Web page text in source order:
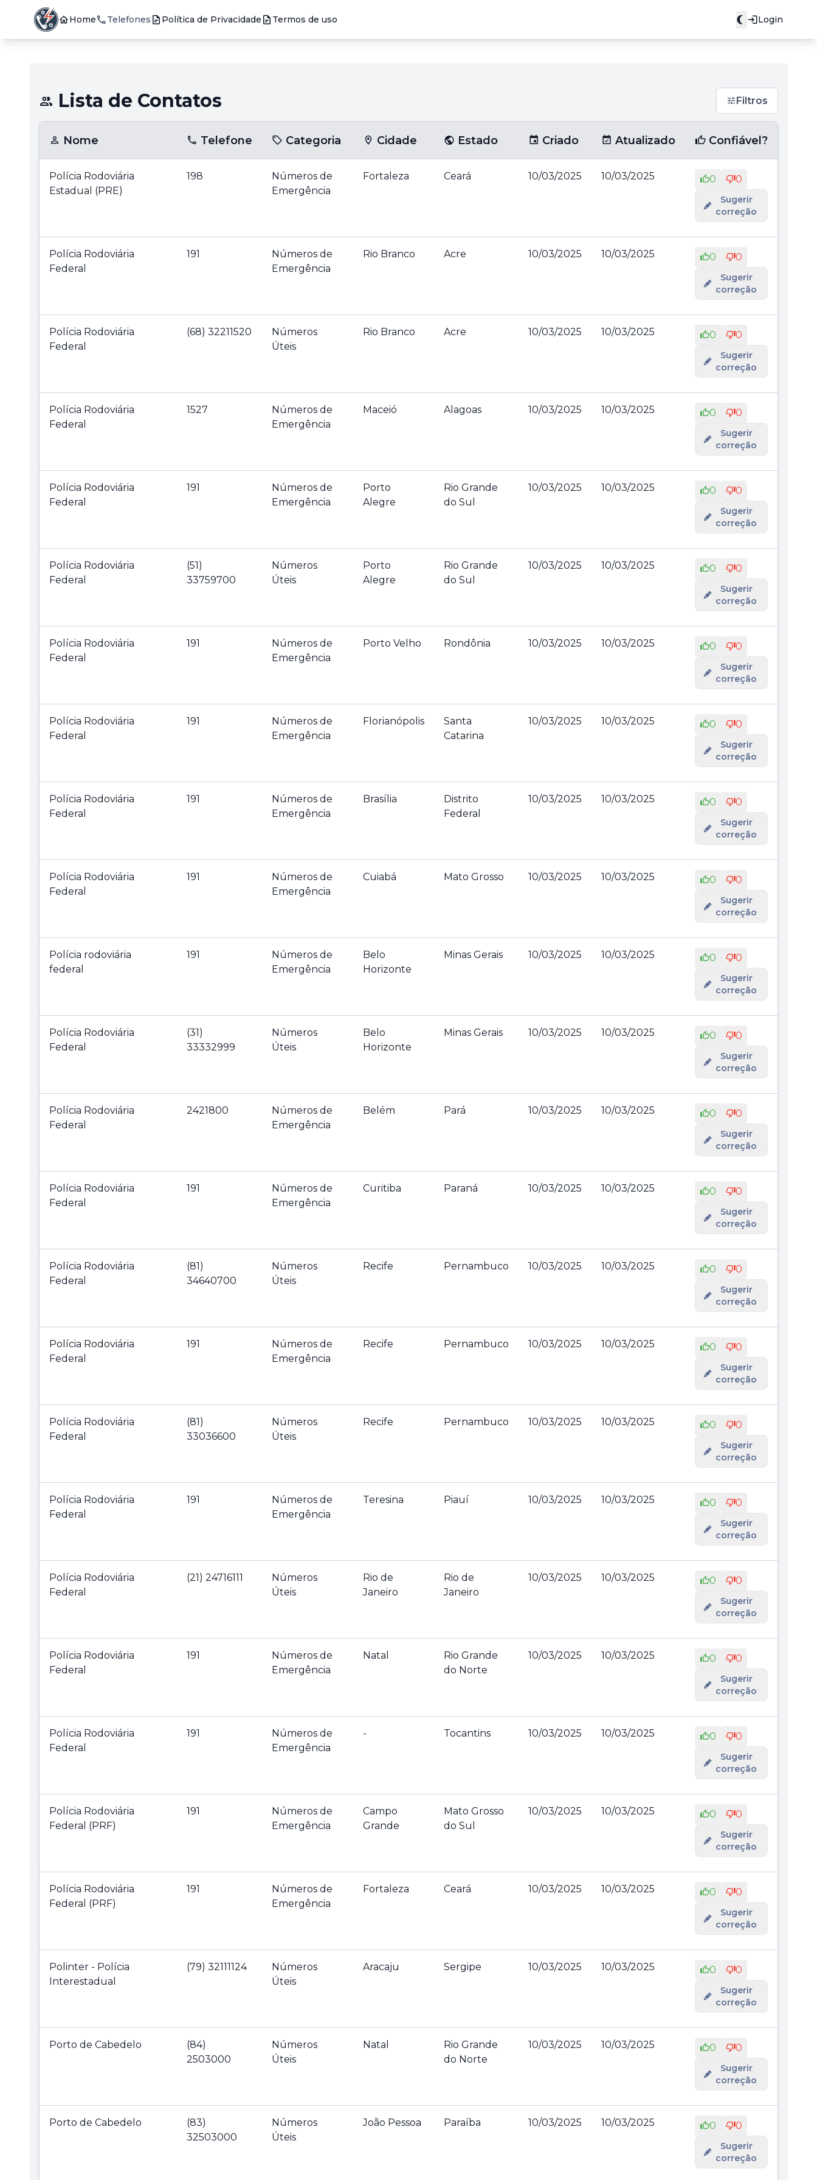
Home Telefones Política de Privacidade Termos de uso Login
Lista de Contatos Filtros
Nome Telefone Categoria Cidade Estado Criado Atualizado Confiável?
Polícia Rodoviária
Estadual (PRE)
198
Números de
Emergência
Fortaleza Ceará 10/03/2025 10/03/2025 0 0
Sugerir
correção
Polícia Rodoviária
Federal
191
Números de
Emergência
Rio Branco Acre 10/03/2025 10/03/2025 0 0
Sugerir
correção
Polícia Rodoviária
Federal
(68) 32211520
Números
Úteis
Rio Branco Acre 10/03/2025 10/03/2025 0 0
Sugerir
correção
Polícia Rodoviária
Federal
1527
Números de
Emergência
Maceió Alagoas 10/03/2025 10/03/2025 0 0
Sugerir
correção
Polícia Rodoviária
Federal
191
Números de
Emergência
Porto
Alegre
Rio Grande
do Sul
10/03/2025 10/03/2025 0 0
Sugerir
correção
Polícia Rodoviária
Federal
(51)
33759700
Números
Úteis
Porto
Alegre
Rio Grande
do Sul
10/03/2025 10/03/2025 0 0
Sugerir
correção
Polícia Rodoviária
Federal
191
Números de
Emergência
Porto Velho Rondônia 10/03/2025 10/03/2025 0 0
Sugerir
correção
Polícia Rodoviária
Federal
191
Números de
Emergência
Florianópolis
Santa
Catarina
10/03/2025 10/03/2025 0 0
Sugerir
correção
Polícia Rodoviária
Federal
191
Números de
Emergência
Brasília
Distrito
Federal
10/03/2025 10/03/2025 0 0
Sugerir
correção
Polícia Rodoviária
Federal
191
Números de
Emergência
Cuiabá Mato Grosso 10/03/2025 10/03/2025 0 0
Sugerir
correção
Polícia rodoviária
federal
191
Números de
Emergência
Belo
Horizonte
Minas Gerais 10/03/2025 10/03/2025 0 0
Sugerir
correção
Polícia Rodoviária
Federal
(31)
33332999
Números
Úteis
Belo
Horizonte
Minas Gerais 10/03/2025 10/03/2025 0 0
Sugerir
correção
Polícia Rodoviária
Federal
2421800
Números de
Emergência
Belém Pará 10/03/2025 10/03/2025 0 0
Sugerir
correção
Polícia Rodoviária
Federal
191
Números de
Emergência
Curitiba Paraná 10/03/2025 10/03/2025 0 0
Sugerir
correção
Polícia Rodoviária
Federal
(81)
34640700
Números
Úteis
Recife Pernambuco 10/03/2025 10/03/2025 0 0
Sugerir
correção
Polícia Rodoviária
Federal
191
Números de
Emergência
Recife Pernambuco 10/03/2025 10/03/2025 0 0
Sugerir
correção
Polícia Rodoviária
Federal
(81)
33036600
Números
Úteis
Recife Pernambuco 10/03/2025 10/03/2025 0 0
Sugerir
correção
Polícia Rodoviária
Federal
191
Números de
Emergência
Teresina Piauí 10/03/2025 10/03/2025 0 0
Sugerir
correção
Polícia Rodoviária
Federal
(21) 24716111
Números
Úteis
Rio de
Janeiro
Rio de
Janeiro
10/03/2025 10/03/2025 0 0
Sugerir
correção
Polícia Rodoviária
Federal
191
Números de
Emergência
Natal
Rio Grande
do Norte
10/03/2025 10/03/2025 0 0
Sugerir
correção
Polícia Rodoviária
Federal
191
Números de
Emergência
- Tocantins 10/03/2025 10/03/2025 0 0
Sugerir
correção
Polícia Rodoviária
Federal (PRF)
191
Números de
Emergência
Campo
Grande
Mato Grosso
do Sul
10/03/2025 10/03/2025 0 0
Sugerir
correção
Polícia Rodoviária
Federal (PRF)
191
Números de
Emergência
Fortaleza Ceará 10/03/2025 10/03/2025 0 0
Sugerir
correção
Polinter - Polícia
Interestadual
(79) 32111124
Números
Úteis
Aracaju Sergipe 10/03/2025 10/03/2025 0 0
Sugerir
correção
Porto de Cabedelo
(84)
2503000
Números
Úteis
Natal
Rio Grande
do Norte
10/03/2025 10/03/2025 0 0
Sugerir
correção
Porto de Cabedelo
(83)
32503000
Números
Úteis
João Pessoa Paraíba 10/03/2025 10/03/2025 0 0
Sugerir
correção